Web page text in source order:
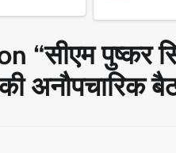
“सीएम पुष्कर
अनौपचारिक